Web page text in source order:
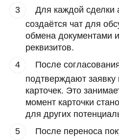
Для каждой сделки
создаётся чат для
обмена документами
реквизитов.
После
подтверждают заявку
карточек. Это
момент карточки
для других
После переноса